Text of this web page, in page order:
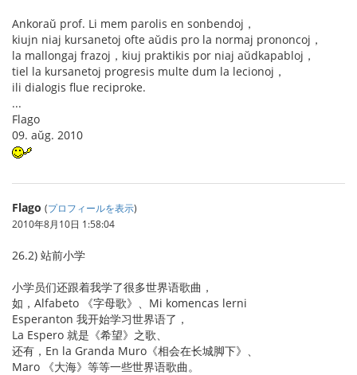
Ankoraŭ prof. Li mem parolis en sonbendoj，
kiujn niaj kursanetoj ofte aŭdis pro la normaj prononcoj，
la mallongaj frazoj，kiuj praktikis por niaj aŭdkapabloj，
tiel la kursanetoj progresis multe dum la lecionoj，
ili dialogis flue reciproke.
...
Flago
09. aŭg. 2010
Flago (プロフィールを表示)
2010年8月10日 1:58:04
26.2) 站前小学
小学员们还跟着我学了很多世界语歌曲，
如，Alfabeto 《字母歌》、Mi komencas lerni
Esperanton 我开始学习世界语了，
La Espero 就是《希望》之歌、
还有，En la Granda Muro《相会在长城脚下》、
Maro 《大海》等等一些世界语歌曲。